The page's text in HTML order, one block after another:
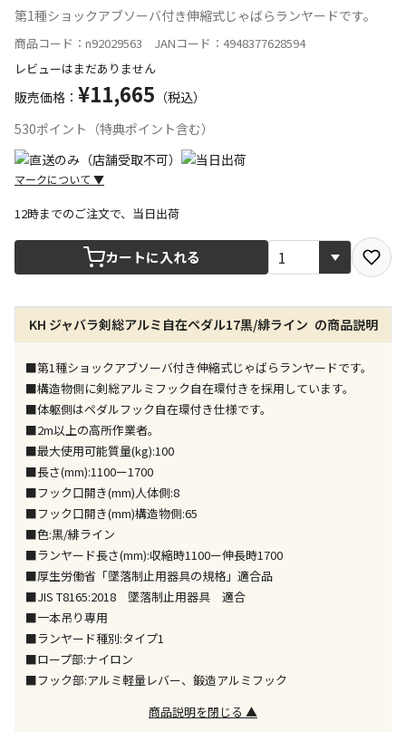
第1種ショックアブソーバ付き伸縮式じゃばらランヤードです。
商品コード：n92029563 JANコード：4948377628594
レビューはまだありません
販売価格： ¥11,665 （税込）
530ポイント（特典ポイント含む）
マークについて ▼
宅配や店舗受取を選択できる商品です
店舗のみで受取できる商品です（宅配便でのお届けが
できません）
※同時購入の商品は、全て同じ店舗での受取となりま
す
特定の店舗のみで受取ができる商品です（宅配便での
お届けができません）
※同時購入の商品は、全て同じ店舗での受取となりま
す
委託業者によりお届けする商品です
※ほか商品との同時購入はできません。お手数です
が、ご購入手続きを分けてお買い求めください
※支払い方法の代金引換は選択できません。
※電話注文はできません。
宅配のみでお届けする商品です（店舗受取は選択でき
ません）
※「宅配・店舗受取」「宅配のみ」マークの商品のみ
同時購入が可能です
午前9時までのご注文確定した商品については、当日に
ただし、メーカーの営業日に基づき出荷手続きを行う
12時までのご注文で、当日出荷
カートに入れる
KH ジャバラ剣総アルミ自在ペダル17黒/緋ライン の商品説明
■第1種ショックアブソーバ付き伸縮式じゃばらランヤードです。
■構造物側に剣総アルミフック自在環付きを採用しています。
■体躯側はペダルフック自在環付き仕様です。
■2m以上の高所作業者。
■最大使用可能質量(kg):100
■長さ(mm):1100ー1700
■フック口開き(mm)人体側:8
■フック口開き(mm)構造物側:65
■色:黒/緋ライン
■ランヤード長さ(mm):収縮時1100ー伸長時1700
■厚生労働省「墜落制止用器具の規格」適合品
■JIS T8165:2018 墜落制止用器具 適合
■一本吊り専用
■ランヤード種別:タイプ1
■ロープ部:ナイロン
■フック部:アルミ軽量レバー、鍛造アルミフック
商品説明を閉じる ▲